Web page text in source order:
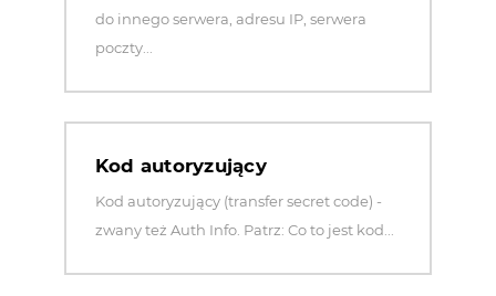
do innego serwera, adresu IP, serwera
poczty...
Kod autoryzujący
Kod autoryzujący (transfer secret code) -
zwany też Auth Info. Patrz: Co to jest kod...